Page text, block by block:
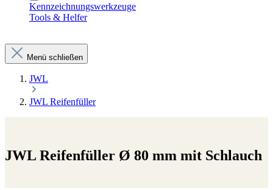
Kennzeichnungswerkzeuge
Tools & Helfer
Menü schließen
JWL
JWL Reifenfüller
JWL Reifenfüller Ø 80 mm mit Schlauch